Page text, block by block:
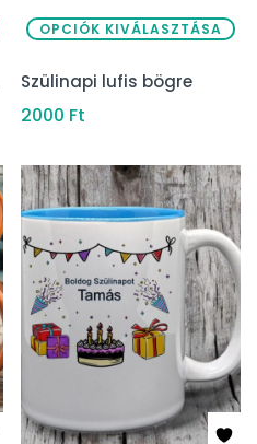
OPCIÓK KIVÁLASZTÁSA
Szülinapi lufis bögre
2000 Ft